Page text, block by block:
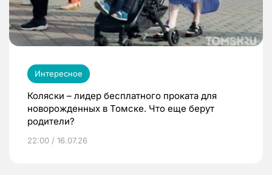
Интересное
Коляски – лидер бесплатного проката для
новорожденных в Томске. Что еще берут
родители?
22:00 / 16.07.26